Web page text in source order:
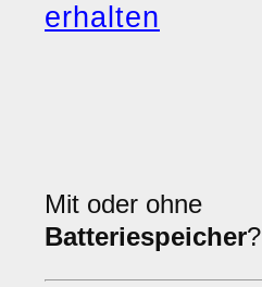
erhalten
Mit oder ohne
Batteriespeicher?